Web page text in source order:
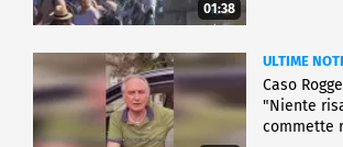
01:38
ULTIME
Caso
"Niente
commette